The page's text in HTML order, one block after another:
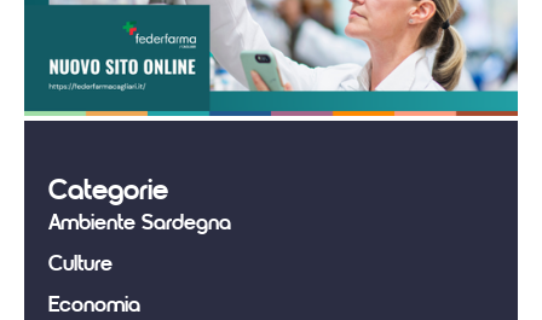
Categorie
Ambiente Sardegna
Culture
Economia